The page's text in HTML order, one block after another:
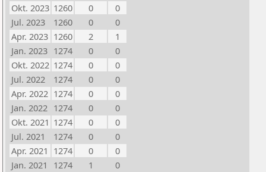
Okt. 2023 1260 0
0
Jul. 2023
1260 0
0
Apr. 2023 1260 2
1
Jan. 2023 1274 0
0
Okt. 2022 1274 0
0
Jul. 2022
1274 0
0
Apr. 2022 1274 0
0
Jan. 2022 1274 0
0
Okt. 2021 1274 0
0
Jul. 2021
1274 0
0
Apr. 2021 1274 0
0
Jan. 2021
1274 1
0